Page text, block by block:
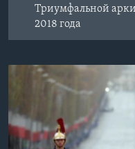
Триумфальной
2018 года